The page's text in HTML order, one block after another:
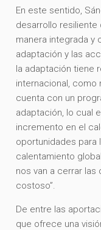
En este sentido,
desarrollo resiliente
manera integrada y
adaptación y las
la adaptación tiene
internacional, como
cuenta con un
adaptación, lo cual
incremento en el
oportunidades para
calentamiento
nos van a cerrar
costoso”.
De entre las
que ofrece una